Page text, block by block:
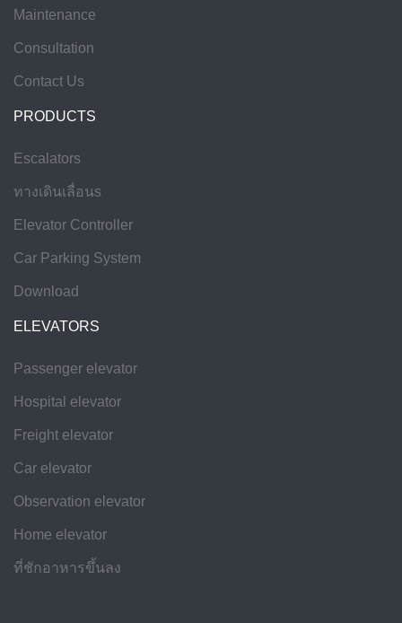
Maintenance
Consultation
Contact Us
PRODUCTS
Escalators
ทางเดินเลื่อนs
Elevator Controller
Car Parking System
Download
ELEVATORS
Passenger elevator
Hospital elevator
Freight elevator
Car elevator
Observation elevator
Home elevator
ที่ชักอาหารขึ้นลง